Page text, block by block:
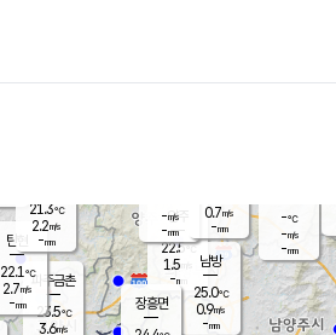
양주
22.5℃
1.5
-mm
파주금촌
23.5℃
3.6m/s
-℃
-m/s
-mm
탄현
22.1℃
2.7m/s
-mm
남방
25.0℃
0.9m/s
-mm
장흥면
-m/s
-mm
21.3℃
2.2m/s
-mm
0.7m/s
-mm